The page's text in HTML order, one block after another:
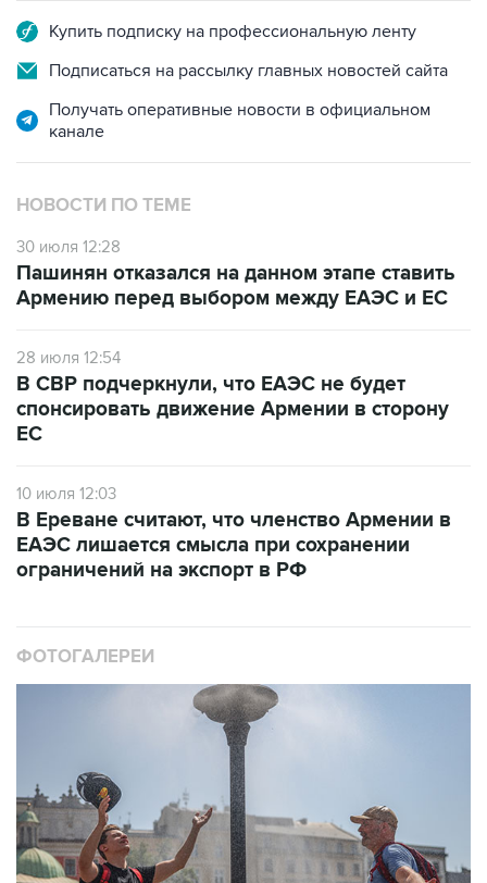
Подписаться на рассылку главных новостей сайта
Получать оперативные новости в официальном
НОВОСТИ ПО ТЕМЕ
30 июля 12:28
Армению перед выбором между ЕАЭС и ЕС
28 июля 12:54
спонсировать движение Армении в сторону
ЕС
ЕАЭС лишается смысла при сохранении
ограничений на экспорт в РФ